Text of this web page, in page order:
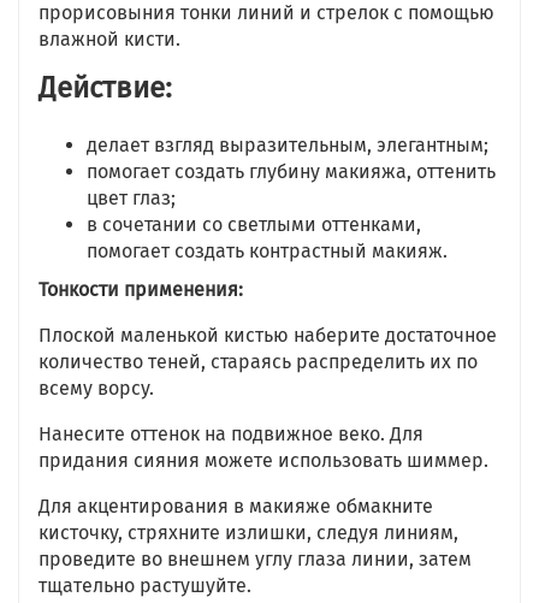
прорисовыния тонки линий и стрелок с помощью
влажной кисти.
Действие:
делает взгляд выразительным, элегантным;
помогает создать глубину макияжа, оттенить
цвет глаз;
в сочетании со светлыми оттенками,
помогает создать контрастный макияж.
Тонкости применения:
Плоской маленькой кистью наберите достаточное
количество теней, стараясь распределить их по
всему ворсу.
Нанесите оттенок на подвижное веко. Для
придания сияния можете использовать шиммер.
Для акцентирования в макияже обмакните
кисточку, стряхните излишки, следуя линиям,
проведите во внешнем углу глаза линии, затем
тщательно растушуйте.